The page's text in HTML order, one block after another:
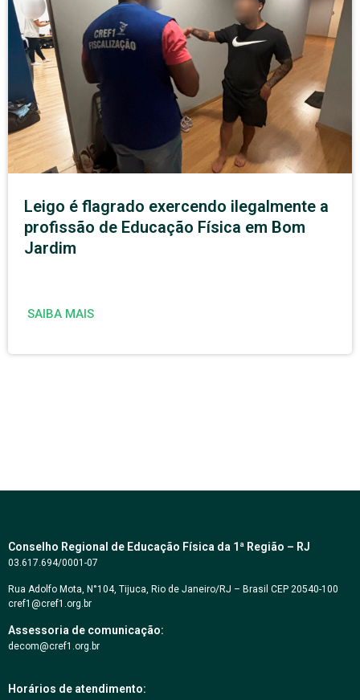
Leigo é flagrado exercendo ilegalmente a
profissão de Educação Física em Bom
Jardim
SAIBA MAIS
Conselho Regional de Educação Física da 1ª Região – RJ
03.617.694/0001-07
Rua Adolfo Mota, N°104, Tijuca, Rio de Janeiro/RJ – Brasil CEP 20540-100
cref1@cref1.org.br
Assessoria de comunicação:
decom@cref1.org.br
Horários de atendimento: